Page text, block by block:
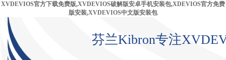
XVDEVIOS官方下载免费版,XVDEVIOS破解版安卓手机安装包,XDEVIOS官方免费
版安装,XVDEVIOS中文版安装包
芬兰Kibron专注